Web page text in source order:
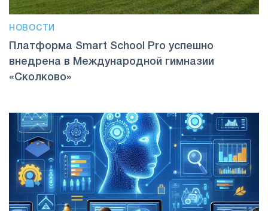
НОВОСТИ
Платформа Smart School Pro успешно
внедрена в Международной гимназии
«Сколково»